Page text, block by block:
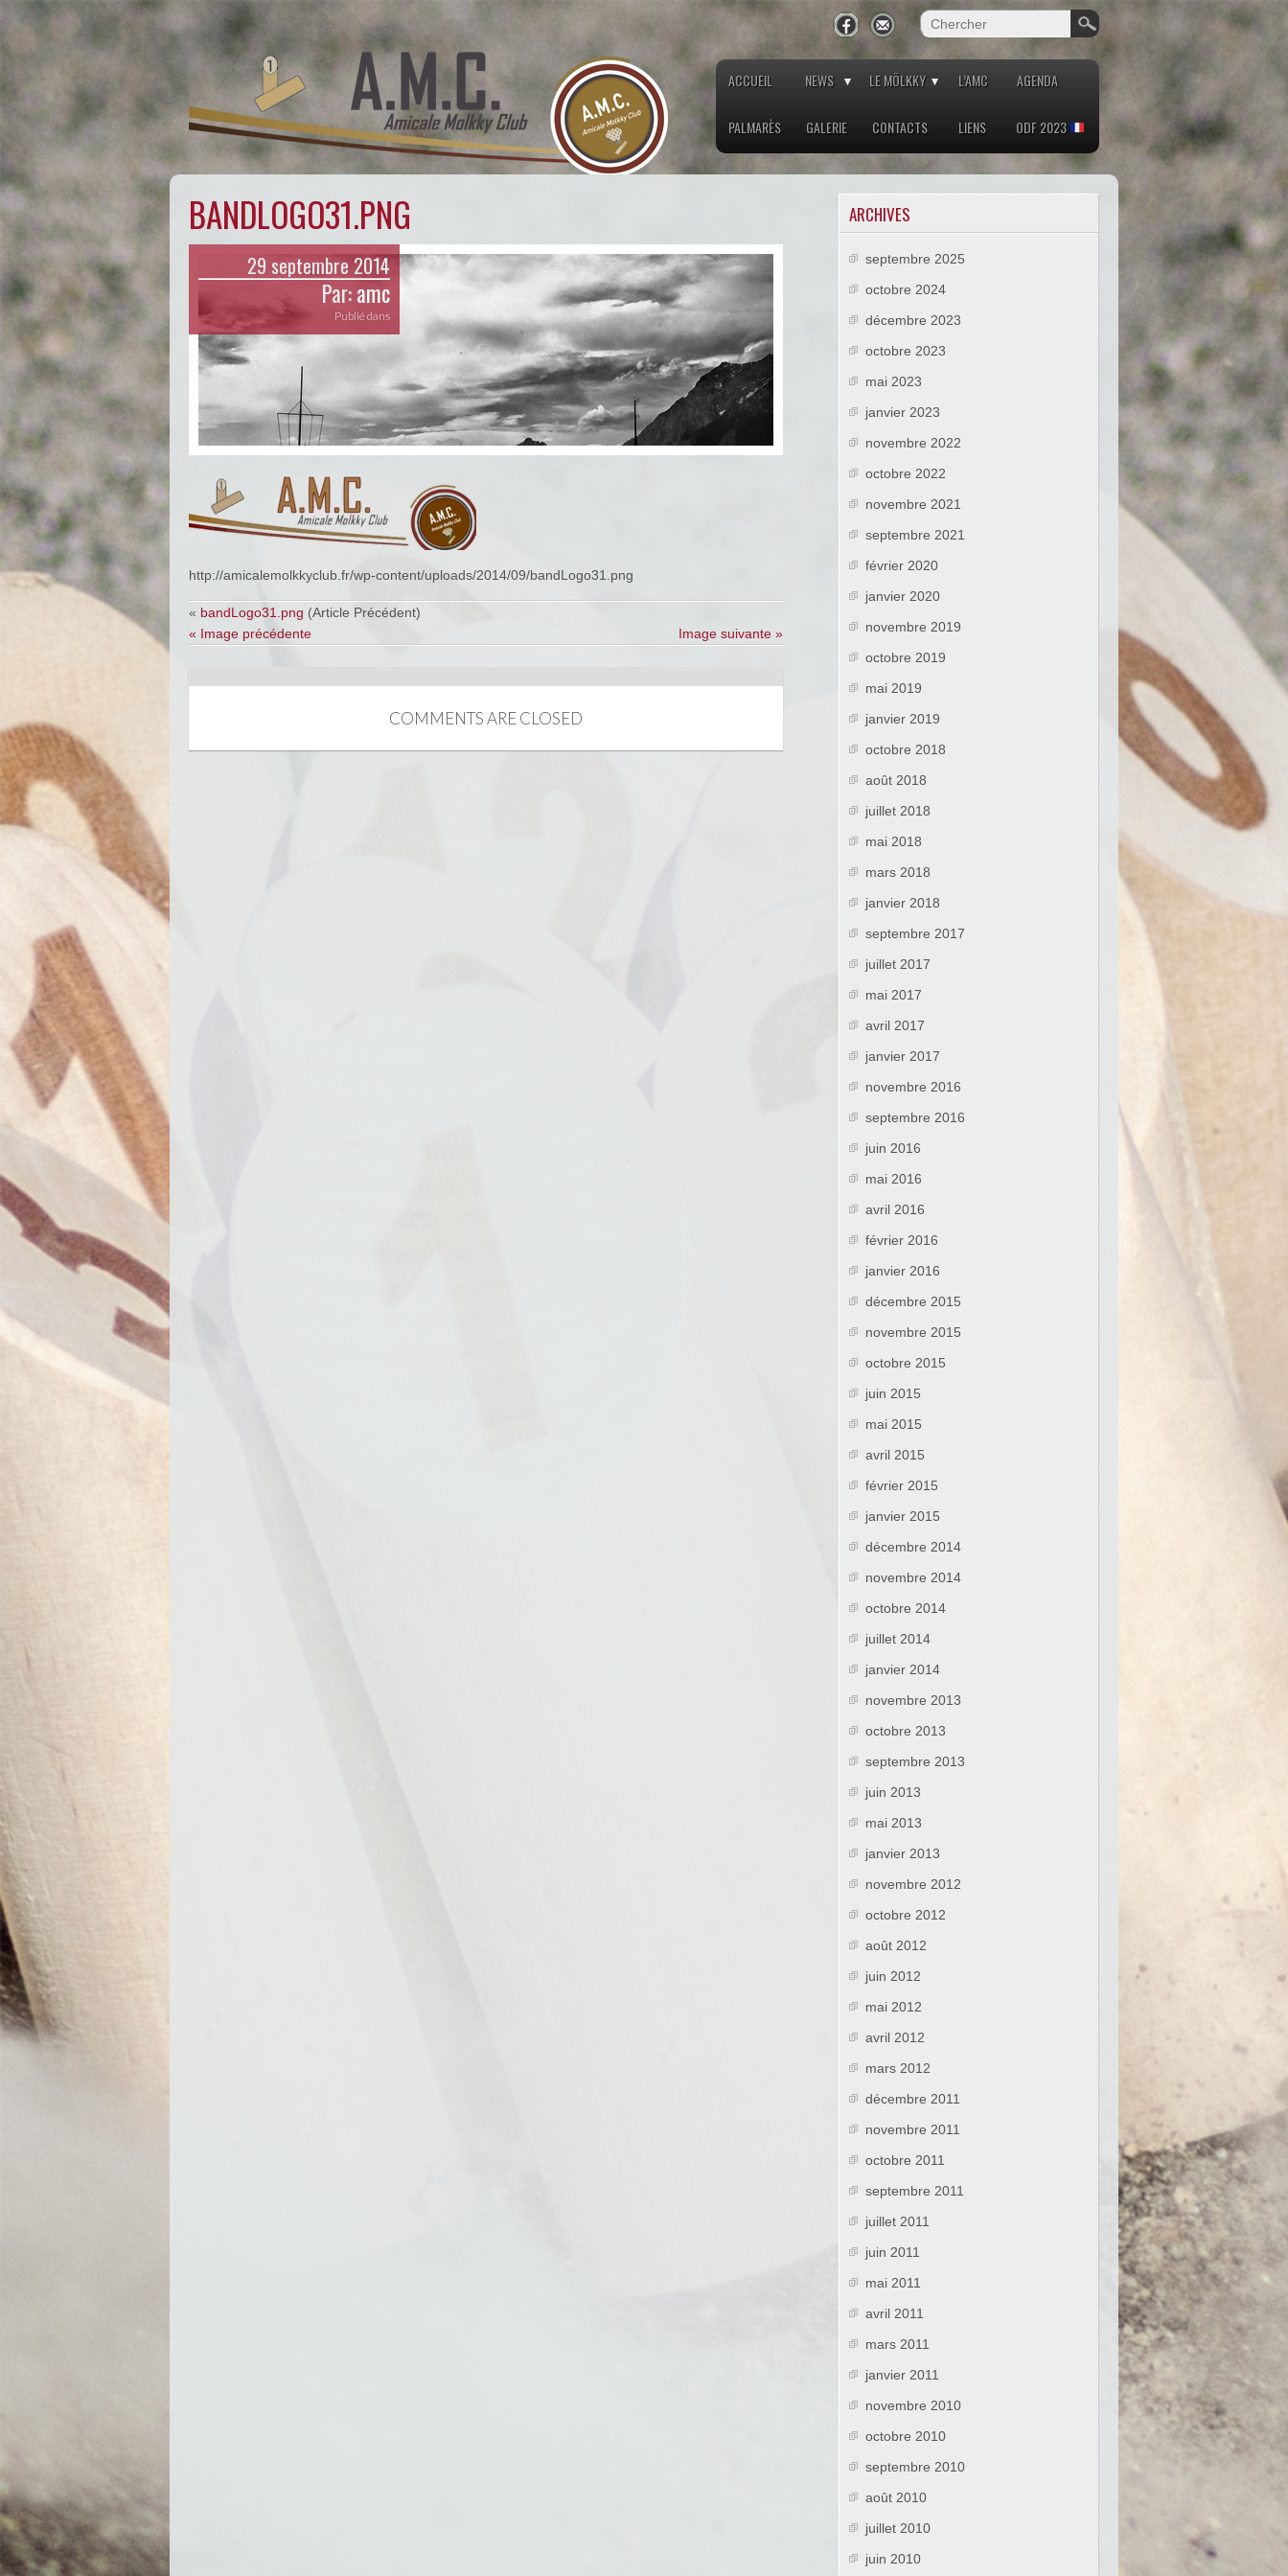
ACCUEIL NEWS LE MÖLKKY L’AMC AGENDA
PALMARÈS GALERIE CONTACTS LIENS ODF 2023
BANDLOGO31.PNG
29 septembre 2014
Par:amc
Publié dans
http://amicalemolkkyclub.fr/wp-content/uploads/2014/09/bandLogo31.png
« bandLogo31.png (Article Précédent)
« Image précédente
Image suivante »
COMMENTS ARE CLOSED
ARCHIVES
septembre 2025
octobre 2024
décembre 2023
octobre 2023
mai 2023
janvier 2023
novembre 2022
octobre 2022
novembre 2021
septembre 2021
février 2020
janvier 2020
novembre 2019
octobre 2019
mai 2019
janvier 2019
octobre 2018
août 2018
juillet 2018
mai 2018
mars 2018
janvier 2018
septembre 2017
juillet 2017
mai 2017
avril 2017
janvier 2017
novembre 2016
septembre 2016
juin 2016
mai 2016
avril 2016
février 2016
janvier 2016
décembre 2015
novembre 2015
octobre 2015
juin 2015
mai 2015
avril 2015
février 2015
janvier 2015
décembre 2014
novembre 2014
octobre 2014
juillet 2014
janvier 2014
novembre 2013
octobre 2013
septembre 2013
juin 2013
mai 2013
janvier 2013
novembre 2012
octobre 2012
août 2012
juin 2012
mai 2012
avril 2012
mars 2012
décembre 2011
novembre 2011
octobre 2011
septembre 2011
juillet 2011
juin 2011
mai 2011
avril 2011
mars 2011
janvier 2011
novembre 2010
octobre 2010
septembre 2010
août 2010
juillet 2010
juin 2010